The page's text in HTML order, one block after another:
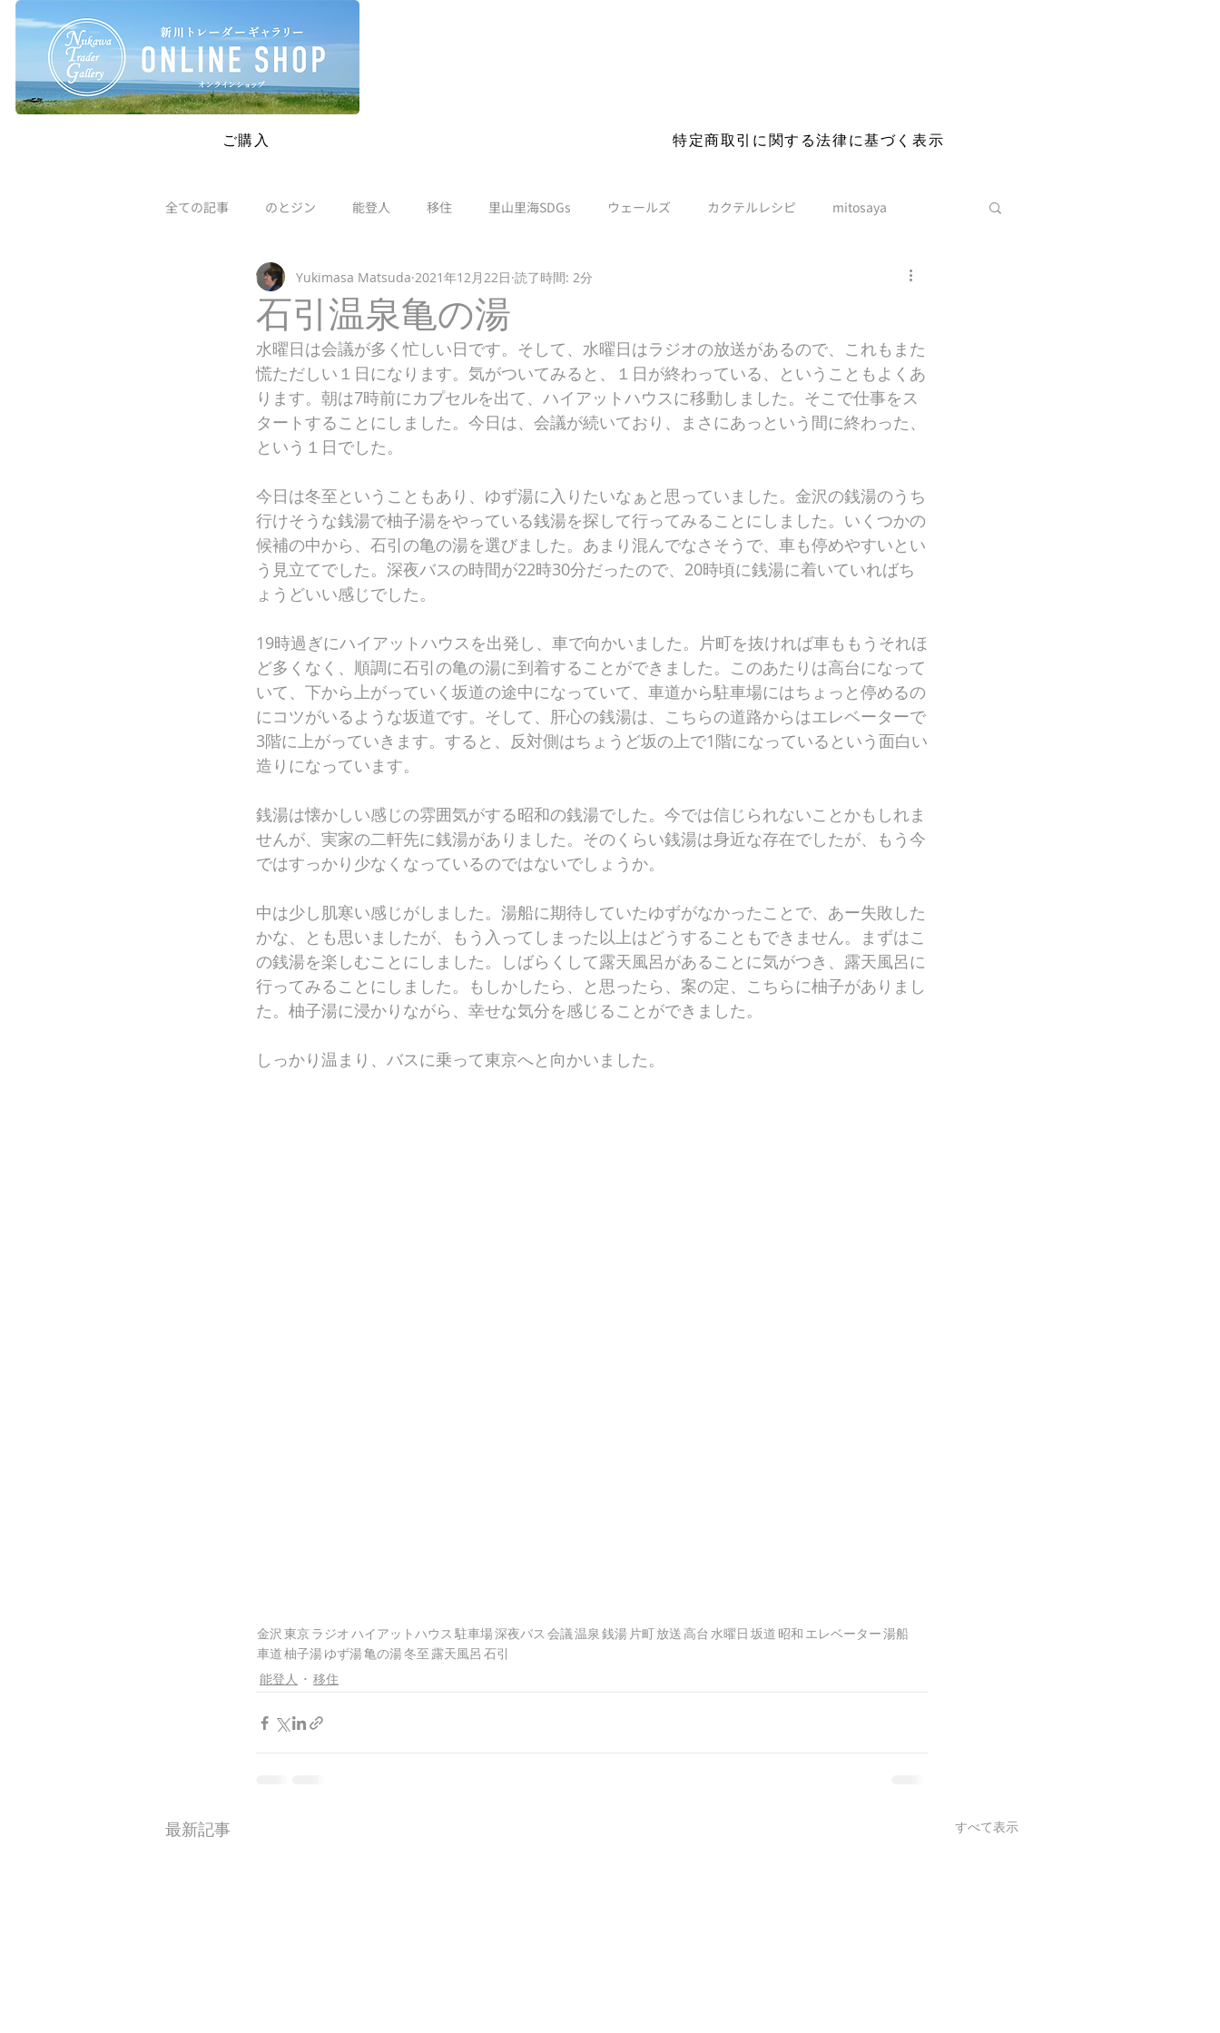
SAFETY RESTRICTIONS IN PLACE: Please read our new policies before you visit. More details
ご購入 特定商取引に関する法律に基づく表示
全ての記事 のとジン 能登人 移住 里山里海SDGs ウェールズ カクテルレシピ mitosaya
石引温泉亀の湯
Yukimasa Matsuda 2021年12月22日 読了時間: 2分
水曜日は会議が多く忙しい日です。そして、水曜日はラジオの放送があるので、これもまた
慌ただしい１日になります。気がついてみると、１日が終わっている、ということもよくあ
ります。朝は7時前にカプセルを出て、ハイアットハウスに移動しました。そこで仕事をス
タートすることにしました。今日は、会議が続いており、まさにあっという間に終わった、
という１日でした。
今日は冬至ということもあり、ゆず湯に入りたいなぁと思っていました。金沢の銭湯のうち
行けそうな銭湯で柚子湯をやっている銭湯を探して行ってみることにしました。いくつかの
候補の中から、石引の亀の湯を選びました。あまり混んでなさそうで、車も停めやすいとい
う見立てでした。深夜バスの時間が22時30分だったので、20時頃に銭湯に着いていればち
ょうどいい感じでした。
19時過ぎにハイアットハウスを出発し、車で向かいました。片町を抜ければ車ももうそれほ
ど多くなく、順調に石引の亀の湯に到着することができました。このあたりは高台になって
いて、下から上がっていく坂道の途中になっていて、車道から駐車場にはちょっと停めるの
にコツがいるような坂道です。そして、肝心の銭湯は、こちらの道路からはエレベーターで
3階に上がっていきます。すると、反対側はちょうど坂の上で1階になっているという面白い
造りになっています。
銭湯は懐かしい感じの雰囲気がする昭和の銭湯でした。今では信じられないことかもしれま
せんが、実家の二軒先に銭湯がありました。そのくらい銭湯は身近な存在でしたが、もう今
ではすっかり少なくなっているのではないでしょうか。
中は少し肌寒い感じがしました。湯船に期待していたゆずがなかったことで、あー失敗した
かな、とも思いましたが、もう入ってしまった以上はどうすることもできません。まずはこ
の銭湯を楽しむことにしました。しばらくして露天風呂があることに気がつき、露天風呂に
行ってみることにしました。もしかしたら、と思ったら、案の定、こちらに柚子がありまし
た。柚子湯に浸かりながら、幸せな気分を感じることができました。
しっかり温まり、バスに乗って東京へと向かいました。
金沢 東京 ラジオハイアットハウス 駐車場深夜バス 会議温泉 銭湯 片町放送 高台水曜日 坂道 昭和 エレベーター湯船
車道柚子湯ゆず湯亀の湯冬至 露天風呂 石引
能登人
移住
最新記事 すべて表示